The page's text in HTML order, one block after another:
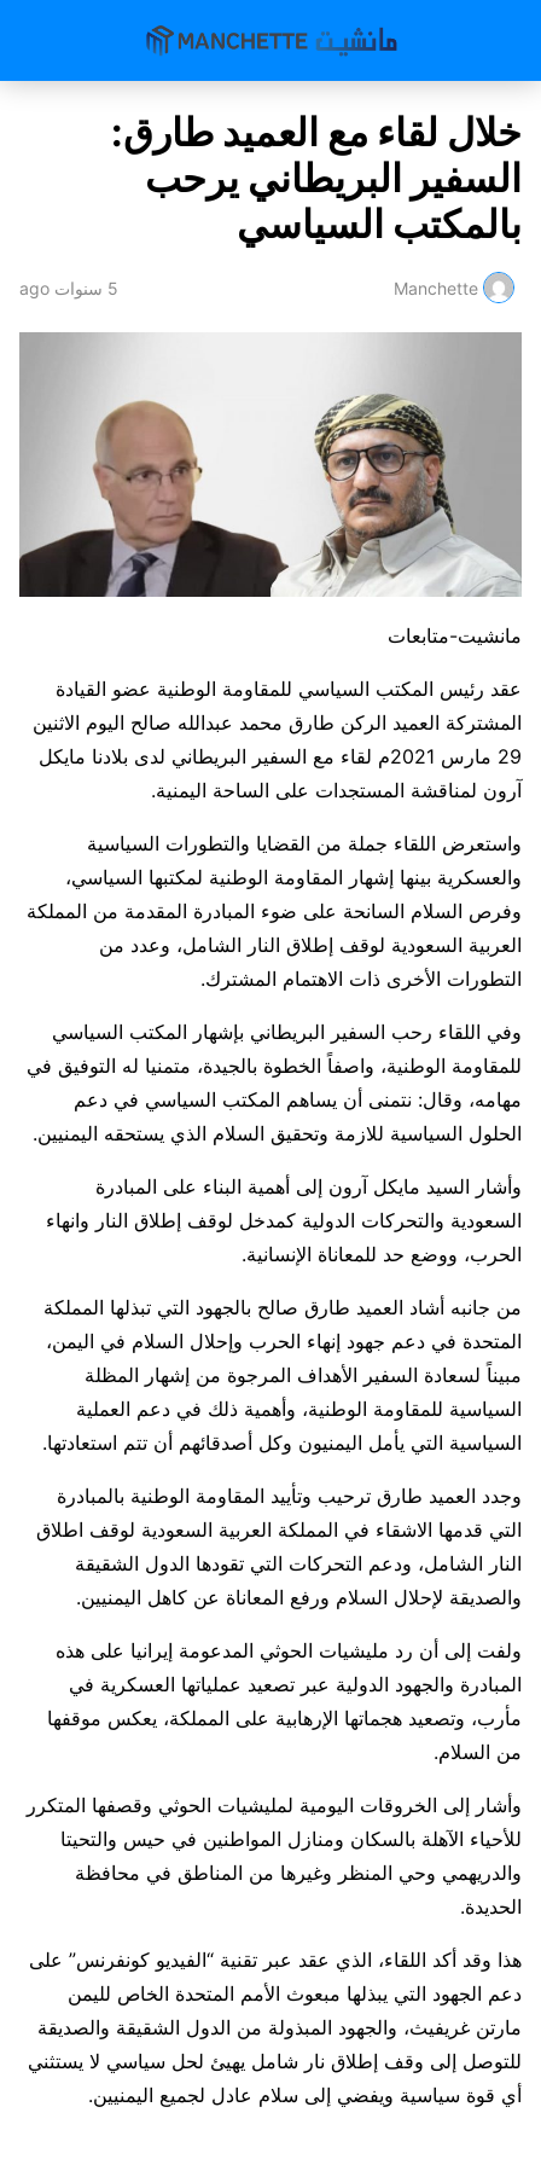
خلال لقاء مع العميد طارق:
السفير البريطاني يرحب
بالمكتب السياسي
Manchette 5 سنوات ago
مانشيت-متابعات
عقد رئيس المكتب السياسي للمقاومة الوطنية عضو القيادة
المشتركة العميد الركن طارق محمد عبدالله صالح اليوم الاثنين
29 مارس 2021م لقاء مع السفير البريطاني لدى بلادنا مايكل
آرون لمناقشة المستجدات على الساحة اليمنية.
واستعرض اللقاء جملة من القضايا والتطورات السياسية
والعسكرية بينها إشهار المقاومة الوطنية لمكتبها السياسي،
وفرص السلام السانحة على ضوء المبادرة المقدمة من المملكة
العربية السعودية لوقف إطلاق النار الشامل، وعدد من
التطورات الأخرى ذات الاهتمام المشترك.
وفي اللقاء رحب السفير البريطاني بإشهار المكتب السياسي
للمقاومة الوطنية، واصفاً الخطوة بالجيدة، متمنيا له التوفيق في
مهامه، وقال: نتمنى أن يساهم المكتب السياسي في دعم
الحلول السياسية للازمة وتحقيق السلام الذي يستحقه اليمنيين.
وأشار السيد مايكل آرون إلى أهمية البناء على المبادرة
السعودية والتحركات الدولية كمدخل لوقف إطلاق النار وانهاء
الحرب، ووضع حد للمعاناة الإنسانية.
من جانبه أشاد العميد طارق صالح بالجهود التي تبذلها المملكة
المتحدة في دعم جهود إنهاء الحرب وإحلال السلام في اليمن،
مبيناً لسعادة السفير الأهداف المرجوة من إشهار المظلة
السياسية للمقاومة الوطنية، وأهمية ذلك في دعم العملية
السياسية التي يأمل اليمنيون وكل أصدقائهم أن تتم استعادتها.
وجدد العميد طارق ترحيب وتأييد المقاومة الوطنية بالمبادرة
التي قدمها الاشقاء في المملكة العربية السعودية لوقف اطلاق
النار الشامل، ودعم التحركات التي تقودها الدول الشقيقة
والصديقة لإحلال السلام ورفع المعاناة عن كاهل اليمنيين.
ولفت إلى أن رد مليشيات الحوثي المدعومة إيرانيا على هذه
المبادرة والجهود الدولية عبر تصعيد عملياتها العسكرية في
مأرب، وتصعيد هجماتها الإرهابية على المملكة، يعكس موقفها
من السلام.
وأشار إلى الخروقات اليومية لمليشيات الحوثي وقصفها المتكرر
للأحياء الآهلة بالسكان ومنازل المواطنين في حيس والتحيتا
والدريهمي وحي المنظر وغيرها من المناطق في محافظة
الحديدة.
هذا وقد أكد اللقاء، الذي عقد عبر تقنية “الفيديو كونفرنس” على
دعم الجهود التي يبذلها مبعوث الأمم المتحدة الخاص لليمن
مارتن غريفيث، والجهود المبذولة من الدول الشقيقة والصديقة
للتوصل إلى وقف إطلاق نار شامل يهيئ لحل سياسي لا يستثني
أي قوة سياسية ويفضي إلى سلام عادل لجميع اليمنيين.